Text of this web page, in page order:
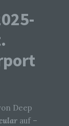
Deep
auf –